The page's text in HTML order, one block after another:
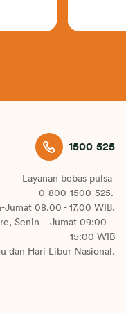
1500 525
Layanan bebas pulsa
0-800-1500-525.
Jumat 08.00 - 17.00 WIB.
Senin – Jumat 09:00 –
15:00 WIB
dan Hari Libur Nasional.